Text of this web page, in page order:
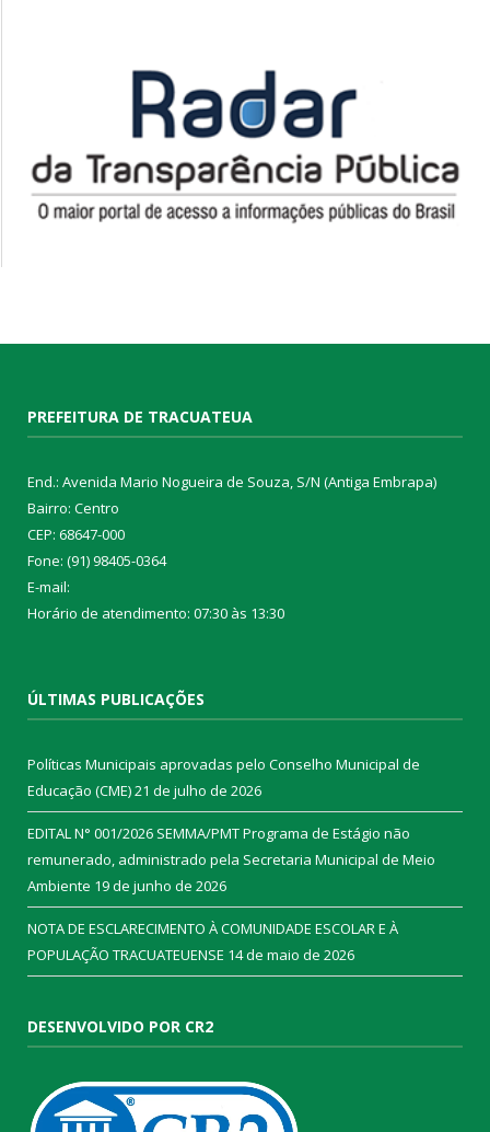
PREFEITURA DE TRACUATEUA
End.: Avenida Mario Nogueira de Souza, S/N (Antiga Embrapa)
Bairro: Centro
CEP: 68647-000
Fone: (91) 98405-0364
E-mail:
Horário de atendimento: 07:30 às 13:30
ÚLTIMAS PUBLICAÇÕES
Políticas Municipais aprovadas pelo Conselho Municipal de
Educação (CME)21 de julho de 2026
EDITAL N° 001/2026 SEMMA/PMT Programa de Estágio não
remunerado, administrado pela Secretaria Municipal de Meio
Ambiente 19 de junho de 2026
NOTA DE ESCLARECIMENTO À COMUNIDADE ESCOLAR E À
POPULAÇÃO TRACUATEUENSE 14 de maio de 2026
DESENVOLVIDO POR CR2